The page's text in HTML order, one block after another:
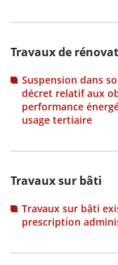
Travaux de
Suspension dans
décret relatif aux
performance
usage tertiaire
Travaux sur bâti
Travaux sur bâti
prescription